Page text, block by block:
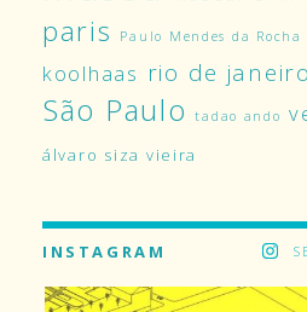
paris Paulo Mendes da Rocha
koolhaas rio de janeiro
São Paulo tadao ando
álvaro siza vieira
INSTAGRAM